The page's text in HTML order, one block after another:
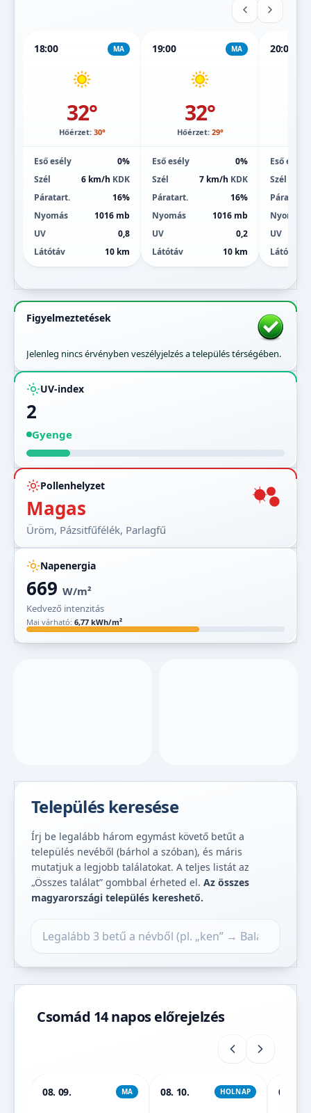
18:00 MA
32°
Hőérzet: 30°
Eső esély
0%
Szél
6 km/h KDK
Páratart.
16%
Nyomás
1016 mb
UV
0,8
Látótáv
10 km
19:00 MA
32°
Hőérzet: 29°
Eső esély
0%
Szél
7 km/h KDK
Páratart.
16%
Nyomás
1016 mb
UV
0,2
Látótáv
10 km
20:00
Eső esély
Szél
Páratart.
Nyomás
UV
Látótáv
Figyelmeztetések
Jelenleg nincs érvényben veszélyjelzés a település térségében.
UV-index
2
Gyenge
Pollenhelyzet
Magas
Üröm, Pázsitfűfélék, Parlagfű
Napenergia
669 W/m²
Kedvező intenzitás
Mai várható: 6,77 kWh/m²
Település keresése
Írj be legalább három egymást követő betűt a
település nevéből (bárhol a szóban), és máris
mutatjuk a legjobb találatokat. A teljes listát az
„Összes találat” gombbal érheted el. Az összes
magyarországi település kereshető.
Csomád 14 napos előrejelzés
08. 09. MA 08. 10. HOLNAP 08. 11.